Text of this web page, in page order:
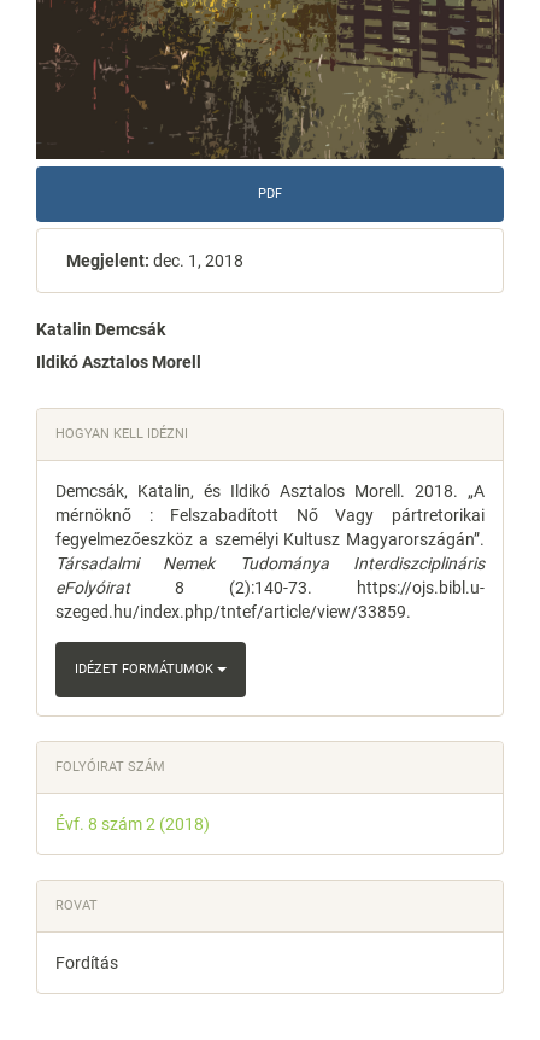
PDF
Megjelent: dec. 1, 2018
Main
Article
Content
Katalin Demcsák
Ildikó Asztalos Morell
Article
Details
HOGYAN KELL IDÉZNI
Demcsák, Katalin, és Ildikó Asztalos Morell. 2018. „A
mérnöknő : Felszabadított Nő Vagy pártretorikai
fegyelmezőeszköz a személyi Kultusz Magyarországán”.
Társadalmi Nemek Tudománya Interdiszciplináris
eFolyóirat8 (2):140-73. https://ojs.bibl.u-
szeged.hu/index.php/tntef/article/view/33859.
IDÉZET FORMÁTUMOK
FOLYÓIRAT SZÁM
Évf. 8 szám 2 (2018)
ROVAT
Fordítás